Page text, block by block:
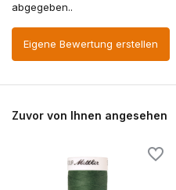
abgegeben..
Eigene Bewertung erstellen
Zuvor von Ihnen angesehen